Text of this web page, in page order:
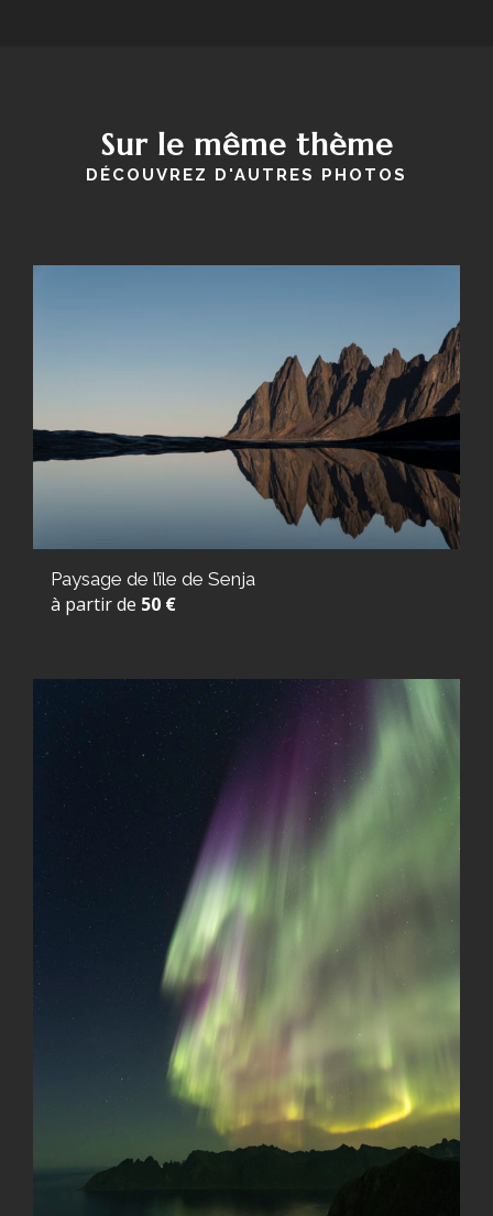
Sur le même thème
DÉCOUVREZ D'AUTRES PHOTOS
Paysage de l’île de Senja
à partir de 50 €